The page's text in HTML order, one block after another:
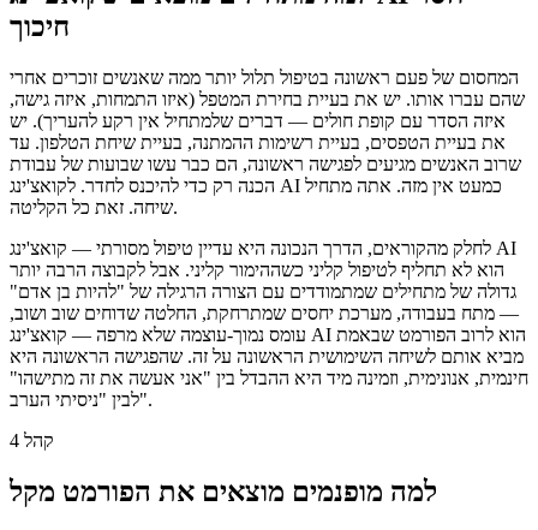
חיכוך
המחסום של פעם ראשונה בטיפול תלול יותר ממה שאנשים זוכרים אחרי
שהם עברו אותו. יש את בעיית בחירת המטפל (איזו התמחות, איזה גישה,
איזה הסדר עם קופת חולים — דברים שלמתחיל אין רקע להעריך). יש
את בעיית הטפסים, בעיית רשימות ההמתנה, בעיית שיחת הטלפון. עד
שרוב האנשים מגיעים לפגישה ראשונה, הם כבר עשו שבועות של עבודת
הכנה רק כדי להיכנס לחדר. לקואצ'ינג AI כמעט אין מזה. אתה מתחיל
שיחה. זאת כל הקליטה.
לחלק מהקוראים, הדרך הנכונה היא עדיין טיפול מסורתי — קואצ'ינג AI
הוא לא תחליף לטיפול קליני כשההימור קליני. אבל לקבוצה הרבה יותר
גדולה של מתחילים שמתמודדים עם הצורה הרגילה של "להיות בן אדם"
— מתח בעבודה, מערכת יחסים שמתרחקת, החלטה שדוחים שוב ושוב,
עומס נמוך-עוצמה שלא מרפה — קואצ'ינג AI הוא לרוב הפורמט שבאמת
מביא אותם לשיחה השימושית הראשונה על זה. שהפגישה הראשונה היא
חינמית, אנונימית, וזמינה מיד היא ההבדל בין "אני אעשה את זה מתישהו"
לבין "ניסיתי הערב".
קהל 4
למה מופנמים מוצאים את הפורמט מקל